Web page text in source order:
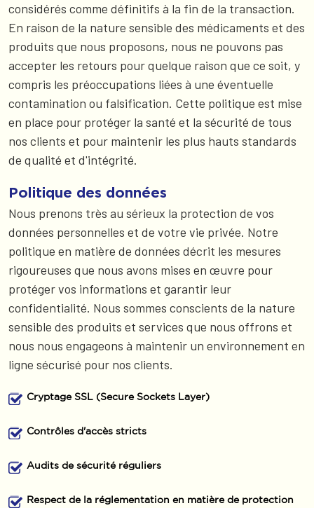
considérés comme définitifs à la fin de la transaction.
En raison de la nature sensible des médicaments et des
produits que nous proposons, nous ne pouvons pas
accepter les retours pour quelque raison que ce soit, y
compris les préoccupations liées à une éventuelle
contamination ou falsification. Cette politique est mise
en place pour protéger la santé et la sécurité de tous
nos clients et pour maintenir les plus hauts standards
de qualité et d'intégrité.
Politique des données
Nous prenons très au sérieux la protection de vos
données personnelles et de votre vie privée. Notre
politique en matière de données décrit les mesures
rigoureuses que nous avons mises en œuvre pour
protéger vos informations et garantir leur
confidentialité. Nous sommes conscients de la nature
sensible des produits et services que nous offrons et
nous nous engageons à maintenir un environnement en
ligne sécurisé pour nos clients.
Cryptage SSL (Secure Sockets Layer)
Contrôles d'accès stricts
Audits de sécurité réguliers
Respect de la réglementation en matière de protection